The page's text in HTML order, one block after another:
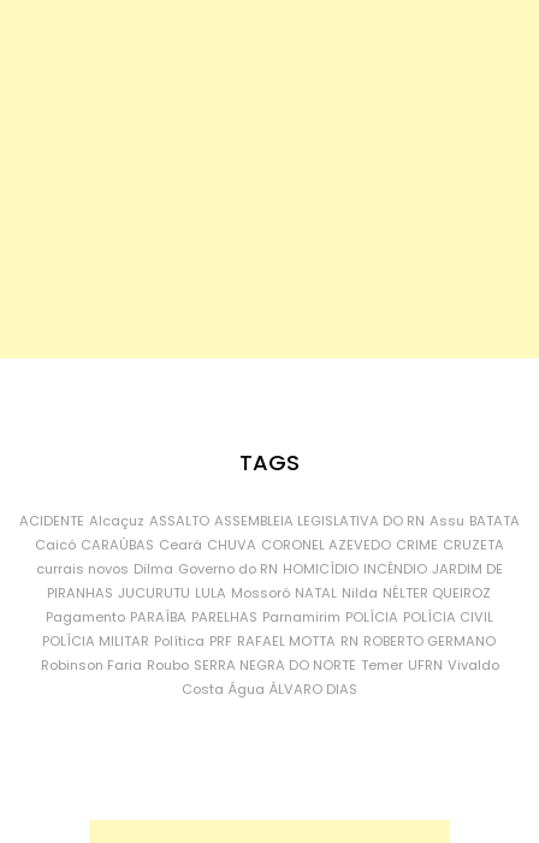
TAGS
ACIDENTE Alcaçuz ASSALTO ASSEMBLEIA LEGISLATIVA DO RN Assu BATATA
Caicó CARAÚBAS Ceará CHUVA CORONEL AZEVEDO CRIME CRUZETA
currais novos Dilma Governo do RN HOMICÍDIO INCÊNDIO JARDIM DE
PIRANHAS JUCURUTU LULA Mossoró NATAL Nilda NÉLTER QUEIROZ
Pagamento PARAÍBA PARELHAS Parnamirim POLÍCIA POLÍCIA CIVIL
POLÍCIA MILITAR Política PRF RAFAEL MOTTA RN ROBERTO GERMANO
Robinson Faria Roubo SERRA NEGRA DO NORTE Temer UFRN Vivaldo
Costa Água ÁLVARO DIAS